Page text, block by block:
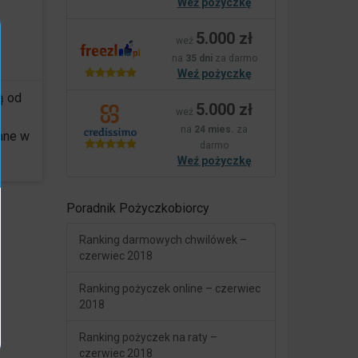
od
w
weź 5.000 zł
na 35 dniza darmo
Weź pożyczkę
weź 5.000 zł
na 24 mies. za
darmo
Weź pożyczkę
Poradnik Pożyczkobiorcy
Ranking darmowych chwilówek –
czerwiec 2018
Ranking pożyczek online – czerwiec
2018
Ranking pożyczek na raty –
czerwiec 2018